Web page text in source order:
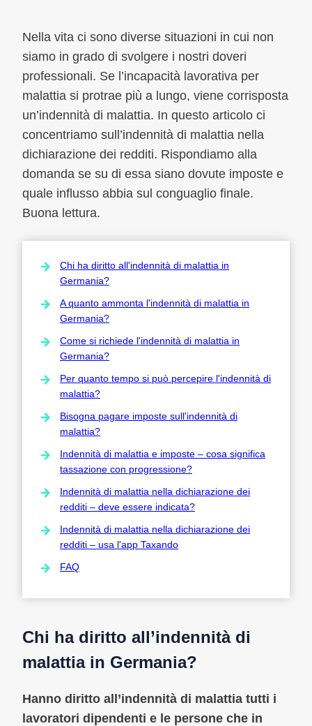
Nella vita ci sono diverse situazioni in cui non
siamo in grado di svolgere i nostri doveri
professionali. Se l’incapacità lavorativa per
malattia si protrae più a lungo, viene corrisposta
un’indennità di malattia. In questo articolo ci
concentriamo sull’indennità di malattia nella
dichiarazione dei redditi. Rispondiamo alla
domanda se su di essa siano dovute imposte e
quale influsso abbia sul conguaglio finale.
Buona lettura.
Chi ha diritto all'indennità di malattia in
Germania?
A quanto ammonta l'indennità di malattia in
Germania?
Come si richiede l'indennità di malattia in
Germania?
Per quanto tempo si può percepire l'indennità di
malattia?
Bisogna pagare imposte sull'indennità di
malattia?
Indennità di malattia e imposte – cosa significa
tassazione con progressione?
Indennità di malattia nella dichiarazione dei
redditi – deve essere indicata?
Indennità di malattia nella dichiarazione dei
redditi – usa l'app Taxando
FAQ
Chi ha diritto all’indennità di
malattia in Germania?
Hanno diritto all’indennità di malattia tutti i
lavoratori dipendenti e le persone che in